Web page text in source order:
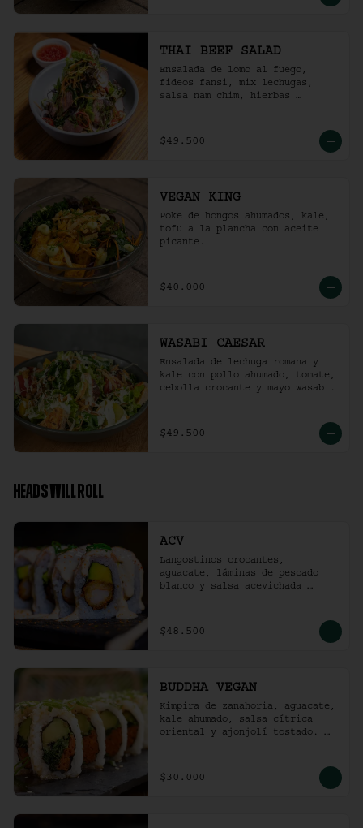
THAI BEEF SALAD
Ensalada de lomo al fuego,
fideos fansi, mix lechugas,
salsa nam chim, hierbas
tostado.
$49.500
VEGAN KING
Poke de hongos ahumados, kale,
tofu a la plancha con aceite
picante.
$40.000
WASABI CAESAR
Ensalada de lechuga romana y
kale con pollo ahumado, tomate,
cebolla crocante y mayo wasabi.
$49.500
HEADS WILL ROLL
ACV
Langostinos crocantes,
aguacate, láminas de pescado
blanco y salsa acevichada
$48.500
BUDDHA VEGAN
Kimpira de zanahoria, aguacate,
kale ahumado, salsa cítrica
oriental y ajonjolí tostado.
$30.000